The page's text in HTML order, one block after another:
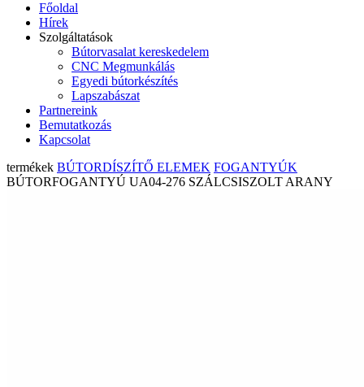
Főoldal
Hírek
Szolgáltatások
Bútorvasalat kereskedelem
CNC Megmunkálás
Egyedi bútorkészítés
Lapszabászat
Partnereink
Bemutatkozás
Kapcsolat
termékek BÚTORDÍSZÍTŐ ELEMEK FOGANTYÚK
BÚTORFOGANTYÚ UA04-276 SZÁLCSISZOLT ARANY